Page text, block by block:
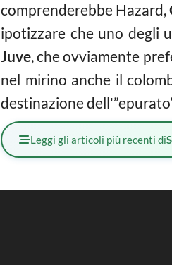
comprenderebbe Hazard,
ipotizzare che uno degli
Juve, che ovviamente
nel mirino anche il
destinazione
Leggi gli articoli più recenti di